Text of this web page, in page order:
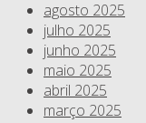
agosto 2025
julho 2025
junho 2025
maio 2025
abril 2025
março 2025